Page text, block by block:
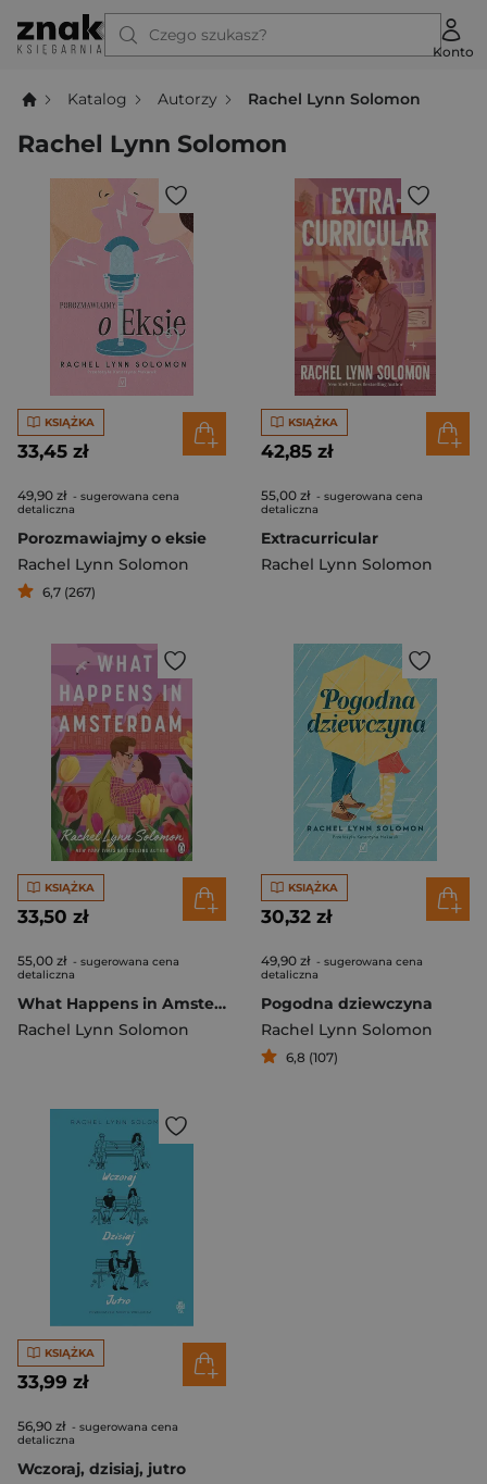
Czego szukasz?
Konto
Katalog Autorzy Rachel Lynn Solomon
Rachel Lynn Solomon
KSIĄŻKA
33,45 zł
49,90 zł - sugerowana cena
detaliczna
Porozmawiajmy o eksie
Rachel Lynn Solomon
6,7 (267)
KSIĄŻKA
42,85 zł
55,00 zł - sugerowana cena
detaliczna
Extracurricular
Rachel Lynn Solomon
KSIĄŻKA
33,50 zł
55,00 zł - sugerowana cena
detaliczna
What Happens in Amsterdam wer. angielska
Rachel Lynn Solomon
KSIĄŻKA
30,32 zł
49,90 zł - sugerowana cena
detaliczna
Pogodna dziewczyna
Rachel Lynn Solomon
6,8 (107)
KSIĄŻKA
33,99 zł
56,90 zł - sugerowana cena
detaliczna
Wczoraj, dzisiaj, jutro